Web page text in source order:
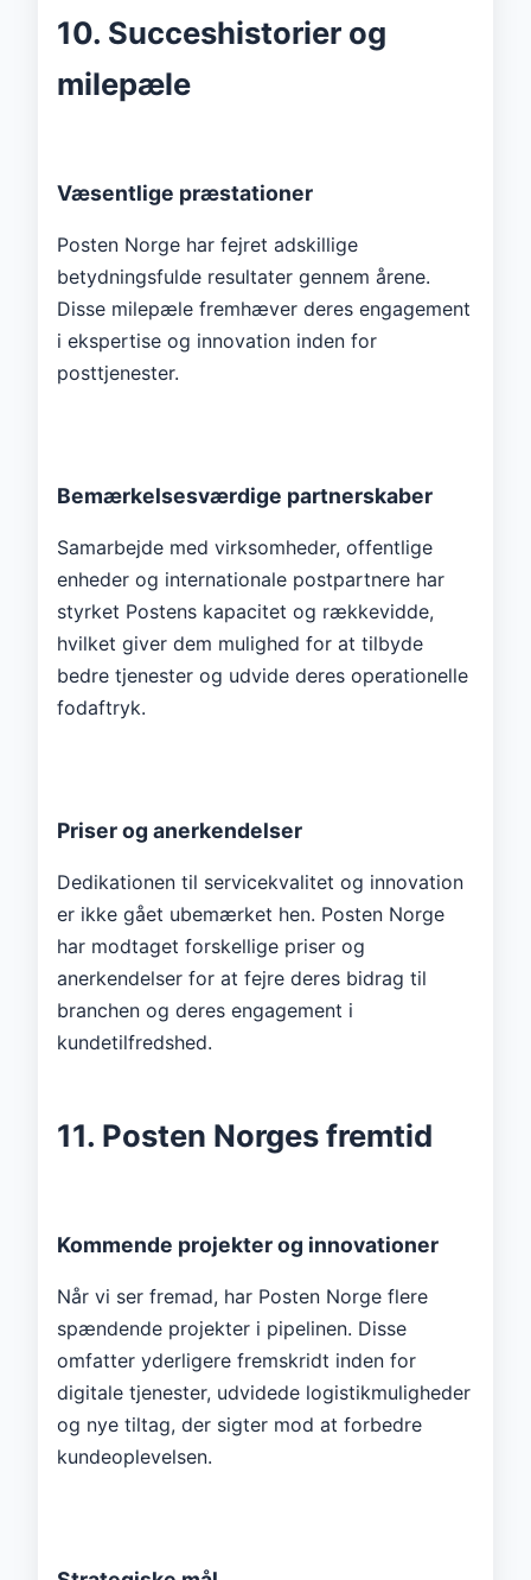
10. Succeshistorier og
milepæle
Væsentlige præstationer
Posten Norge har fejret adskillige
betydningsfulde resultater gennem årene.
Disse milepæle fremhæver deres engagement
i ekspertise og innovation inden for
posttjenester.
Bemærkelsesværdige partnerskaber
Samarbejde med virksomheder, offentlige
enheder og internationale postpartnere har
styrket Postens kapacitet og rækkevidde,
hvilket giver dem mulighed for at tilbyde
bedre tjenester og udvide deres operationelle
fodaftryk.
Priser og anerkendelser
Dedikationen til servicekvalitet og innovation
er ikke gået ubemærket hen. Posten Norge
har modtaget forskellige priser og
anerkendelser for at fejre deres bidrag til
branchen og deres engagement i
kundetilfredshed.
11. Posten Norges fremtid
Kommende projekter og innovationer
Når vi ser fremad, har Posten Norge flere
spændende projekter i pipelinen. Disse
omfatter yderligere fremskridt inden for
digitale tjenester, udvidede logistikmuligheder
og nye tiltag, der sigter mod at forbedre
kundeoplevelsen.